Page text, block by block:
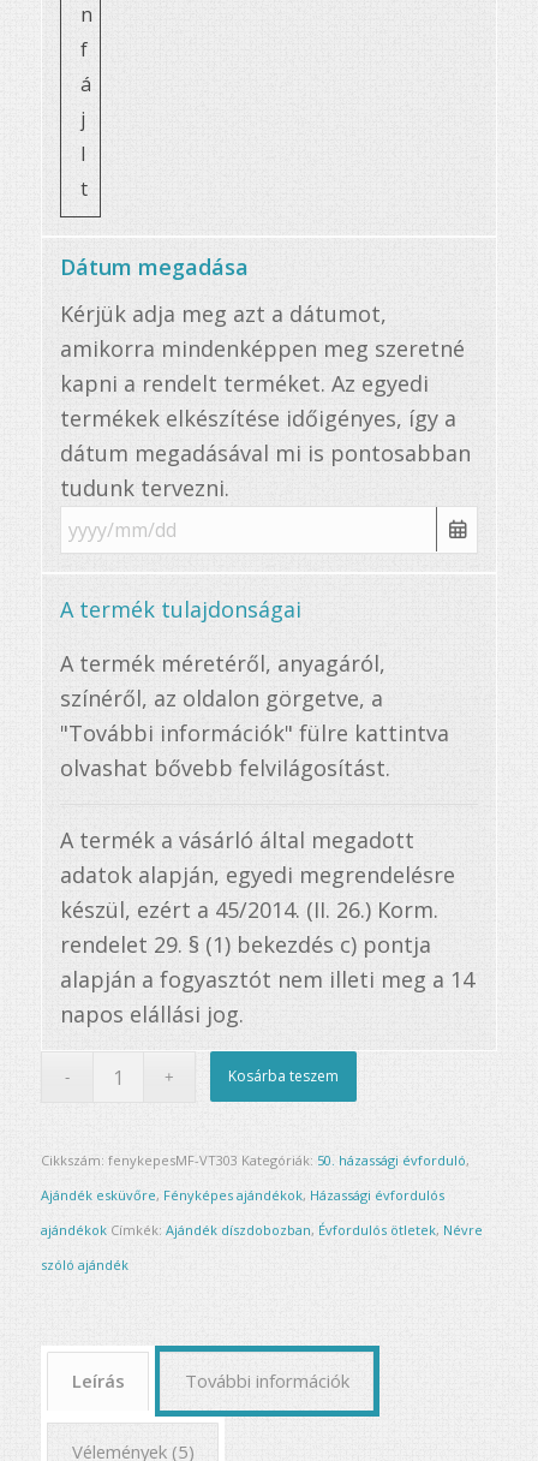
n
f
á
j
l
t
Dátum megadása
Kérjük adja meg azt a dátumot,
amikorra mindenképpen meg szeretné
kapni a rendelt terméket. Az egyedi
termékek elkészítése időigényes, így a
dátum megadásával mi is pontosabban
tudunk tervezni.
A termék tulajdonságai
A termék méretéről, anyagáról,
színéről, az oldalon görgetve, a
"További információk" fülre kattintva
olvashat bővebb felvilágosítást.
A termék a vásárló által megadott
adatok alapján, egyedi megrendelésre
készül, ezért a 45/2014. (II. 26.) Korm.
rendelet 29. § (1) bekezdés c) pontja
alapján a fogyasztót nem illeti meg a 14
napos elállási jog.
Kosárba teszem
Cikkszám: fenykepesMF-VT303 Kategóriák: 50. házassági évforduló,
Ajándék esküvőre, Fényképes ajándékok, Házassági évfordulós
ajándékok Címkék: Ajándék díszdobozban, Évfordulós ötletek, Névre
szóló ajándék
Leírás További információk
Vélemények (5)